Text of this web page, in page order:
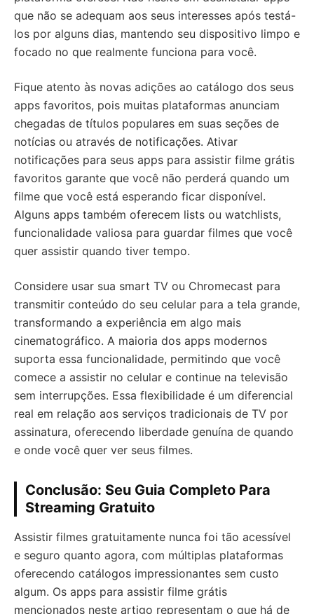
que não se adequam aos seus interesses após testá-
los por alguns dias, mantendo seu dispositivo limpo e
focado no que realmente funciona para você.
Fique atento às novas adições ao catálogo dos seus
apps favoritos, pois muitas plataformas anunciam
chegadas de títulos populares em suas seções de
notícias ou através de notificações. Ativar
notificações para seus apps para assistir filme grátis
favoritos garante que você não perderá quando um
filme que você está esperando ficar disponível.
Alguns apps também oferecem lists ou watchlists,
funcionalidade valiosa para guardar filmes que você
quer assistir quando tiver tempo.
Considere usar sua smart TV ou Chromecast para
transmitir conteúdo do seu celular para a tela grande,
transformando a experiência em algo mais
cinematográfico. A maioria dos apps modernos
suporta essa funcionalidade, permitindo que você
comece a assistir no celular e continue na televisão
sem interrupções. Essa flexibilidade é um diferencial
real em relação aos serviços tradicionais de TV por
assinatura, oferecendo liberdade genuína de quando
e onde você quer ver seus filmes.
Conclusão: Seu Guia Completo Para
Streaming Gratuito
Assistir filmes gratuitamente nunca foi tão acessível
e seguro quanto agora, com múltiplas plataformas
oferecendo catálogos impressionantes sem custo
algum. Os apps para assistir filme grátis
mencionados neste artigo representam o que há de